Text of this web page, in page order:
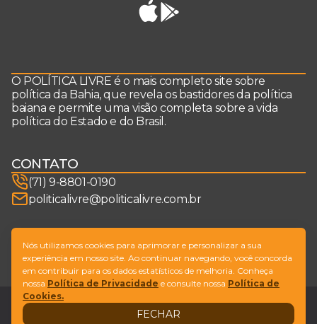
O POLÍTICA LIVRE é o mais completo site sobre
política da Bahia, que revela os bastidores da política
baiana e permite uma visão completa sobre a vida
política do Estado e do Brasil.
CONTATO
(71) 9-8801-0190
politicalivre@politicalivre.com.br
SIGA-NOS
Design by NVGO
LegalFale conosco
Nós utilizamos cookies para aprimorar e personalizar a sua
experiência em nosso site. Ao continuar navegando, você concorda
em contribuir para os dados estatísticos de melhoria. Conheça
nossa Política de Privacidade e consulte nossa Política de
Cookies.
FECHAR